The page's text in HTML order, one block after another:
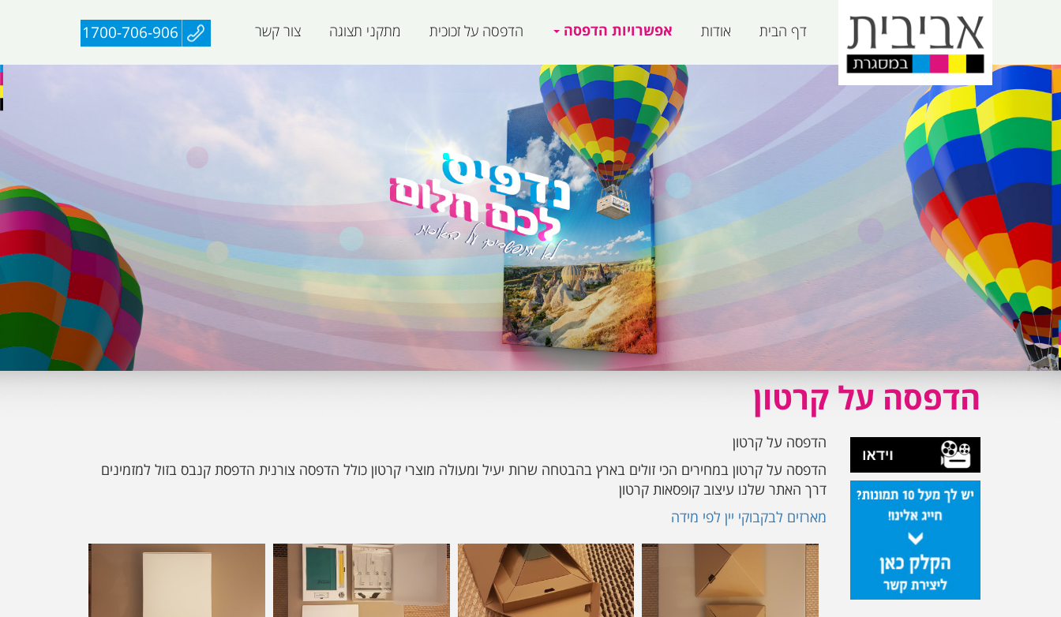
1700-706-906 דף הבית אודות אפשרויות הדפסה הדפסה על זכוכית מתקני תצוגה צור קשר
הדפסה על קרטון
הדפסה על קרטון
הדפסה על קרטון במחירים הכי זולים בארץ בהבטחה שרות יעיל ומעולה מוצרי קרטון כולל הדפסה צורנית הדפסת קנבס בזול למזמינים
דרך האתר שלנו עיצוב קופסאות קרטון
מארזים לבקבוקי יין לפי מידה